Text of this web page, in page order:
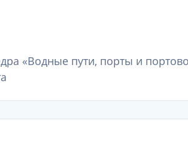
«Водные пути, порты и